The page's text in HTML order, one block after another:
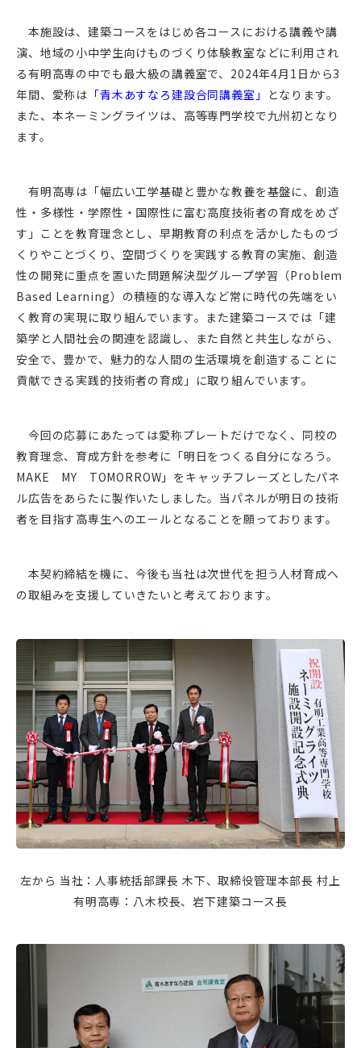
本施設は、建築コースをはじめ各コースにおける講義や講
演、地域の小中学生向けものづくり体験教室などに利用され
る有明高専の中でも最大級の講義室で、2024年4月1日から3
年間、愛称は 「青木あすなろ建設合同講義室」 となります。
また、本ネーミングライツは、高等専門学校で九州初となり
ます。
有明高専は「幅広い工学基礎と豊かな教養を基盤に、創造
性・多様性・学際性・国際性に富む高度技術者の育成をめざ
す」ことを教育理念とし、早期教育の利点を活かしたものづ
くりやことづくり、空間づくりを実践する教育の実施、創造
性の開発に重点を置いた問題解決型グループ学習（Problem
Based Learning）の積極的な導入など常に時代の先端をい
く教育の実現に取り組んでいます。また建築コースでは「建
築学と人間社会の関連を認識し、また自然と共生しながら、
安全で、豊かで、魅力的な人間の生活環境を創造することに
貢献できる実践的技術者の育成」に取り組んでいます。
今回の応募にあたっては愛称プレートだけでなく、同校の
教育理念、育成方針を参考に「明日をつくる自分になろう。
MAKE MY TOMORROW」をキャッチフレーズとしたパネ
ル広告をあらたに製作いたしました。当パネルが明日の技術
者を目指す高専生へのエールとなることを願っております。
本契約締結を機に、今後も当社は次世代を担う人材育成へ
の取組みを支援していきたいと考えております。
左から 当社：人事統括部課長 木下、取締役管理本部長 村上
有明高専：八木校長、岩下建築コース長